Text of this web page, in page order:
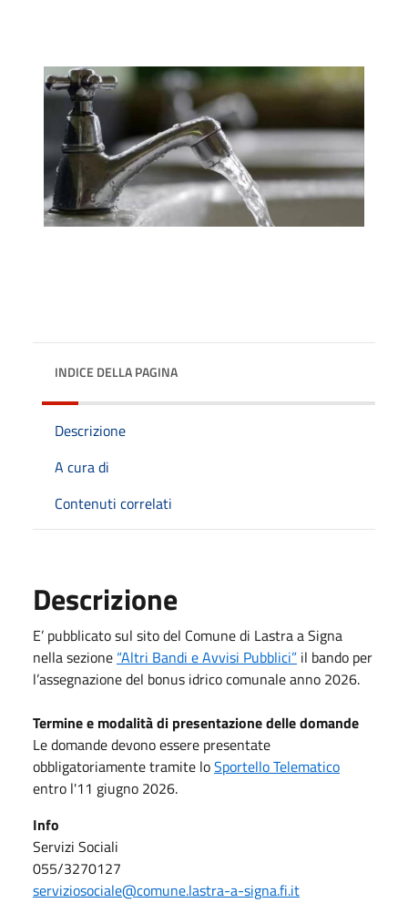
INDICE DELLA PAGINA
Descrizione
A cura di
Contenuti correlati
Descrizione
E’ pubblicato sul sito del Comune di Lastra a Signa
nella sezione “Altri Bandi e Avvisi Pubblici” il bando per
l’assegnazione del bonus idrico comunale anno 2026.
Termine e modalità di presentazione delle domande
Le domande devono essere presentate
obbligatoriamente tramite loSportello Telematico
entro l'11 giugno 2026.
Info
Servizi Sociali
055/3270127
serviziosociale@comune.lastra-a-signa.fi.it